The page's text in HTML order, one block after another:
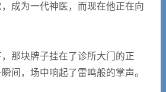
成为一代神医，而现在他正在向
那块牌子挂在了诊所大门的正
间，场中响起了雷鸣般的掌声。